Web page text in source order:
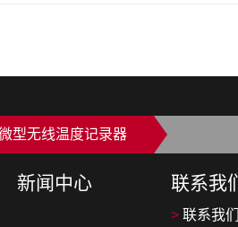
型无线温度记录器
新闻中心 联系我
>联系我们